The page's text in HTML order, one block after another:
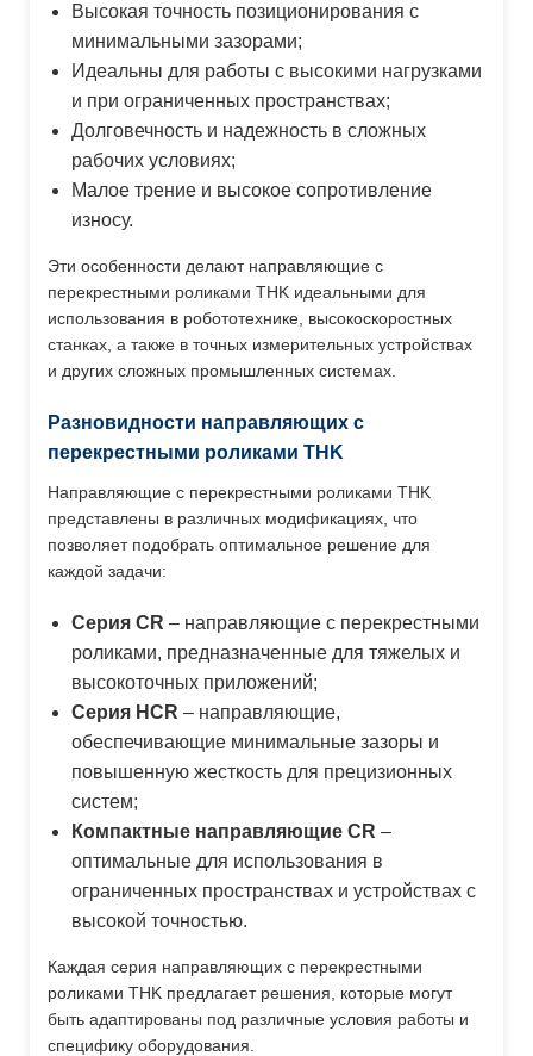
Высокая точность позиционирования с
минимальными зазорами;
Идеальны для работы с высокими нагрузками
и при ограниченных пространствах;
Долговечность и надежность в сложных
рабочих условиях;
Малое трение и высокое сопротивление
износу.
Эти особенности делают направляющие с
перекрестными роликами THK идеальными для
использования в робототехнике, высокоскоростных
станках, а также в точных измерительных устройствах
и других сложных промышленных системах.
Разновидности направляющих с
перекрестными роликами THK
Направляющие с перекрестными роликами THK
представлены в различных модификациях, что
позволяет подобрать оптимальное решение для
каждой задачи:
Серия CR – направляющие с перекрестными
роликами, предназначенные для тяжелых и
высокоточных приложений;
Серия HCR – направляющие,
обеспечивающие минимальные зазоры и
повышенную жесткость для прецизионных
систем;
Компактные направляющие CR –
оптимальные для использования в
ограниченных пространствах и устройствах с
высокой точностью.
Каждая серия направляющих с перекрестными
роликами THK предлагает решения, которые могут
быть адаптированы под различные условия работы и
специфику оборудования.